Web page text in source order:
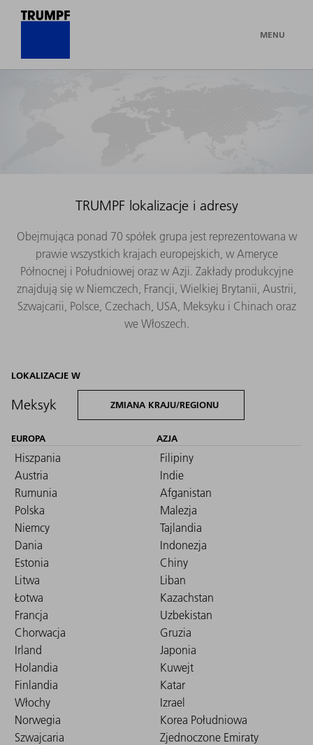
MENU
TRUMPF lokalizacje i adresy
Obejmująca ponad 70 spółek grupa jest reprezentowana w
prawie wszystkich krajach europejskich, w Ameryce
Północnej i Południowej oraz w Azji. Zakłady produkcyjne
znajdują się w Niemczech, Francji, Wielkiej Brytanii, Austrii,
Szwajcarii, Polsce, Czechach, USA, Meksyku i Chinach oraz
we Włoszech.
LOKALIZACJE W
Meksyk ZMIANA KRAJU/REGIONU
EUROPA
Hiszpania
Austria
Rumunia
Polska
Niemcy
Dania
Estonia
Litwa
Łotwa
Francja
Chorwacja
Irland
Holandia
Finlandia
Włochy
Norwegia
Szwajcaria
AZJA
Filipiny
Indie
Afganistan
Malezja
Tajlandia
Indonezja
Chiny
Liban
Kazachstan
Uzbekistan
Gruzia
Japonia
Kuwejt
Katar
Izrael
Korea Południowa
Zjednoczone Emiraty